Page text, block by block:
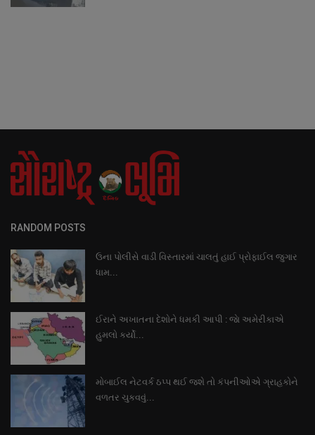
RANDOM POSTS
ઉના પોલીસે વાડી વિસ્તારમાં ચાલતું હાઈ પ્રોફાઈલ જુગાર
ધામ...
ઈરાને અખાતના દેશોને ધમકી આપી : જાે અમેરીકાએ
હુમલો કર્યો...
મોબાઈલ નેટવર્ક ઠપ્પ થઈ જશે તો કંપનીઓએ ગ્રાહકોને
વળતર ચુકવવું...